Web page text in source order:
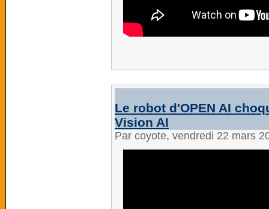
Le robot d'OPEN AI
Vision AI
Par coyote, vendredi 22 mars